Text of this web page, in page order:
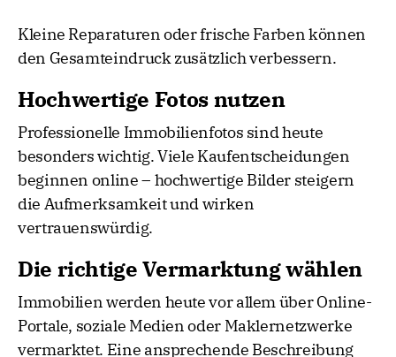
Kleine Reparaturen oder frische Farben können
den Gesamteindruck zusätzlich verbessern.
Hochwertige Fotos nutzen
Professionelle Immobilienfotos sind heute
besonders wichtig. Viele Kaufentscheidungen
beginnen online – hochwertige Bilder steigern
die Aufmerksamkeit und wirken
vertrauenswürdig.
Die richtige Vermarktung wählen
Immobilien werden heute vor allem über Online-
Portale, soziale Medien oder Maklernetzwerke
vermarktet. Eine ansprechende Beschreibung